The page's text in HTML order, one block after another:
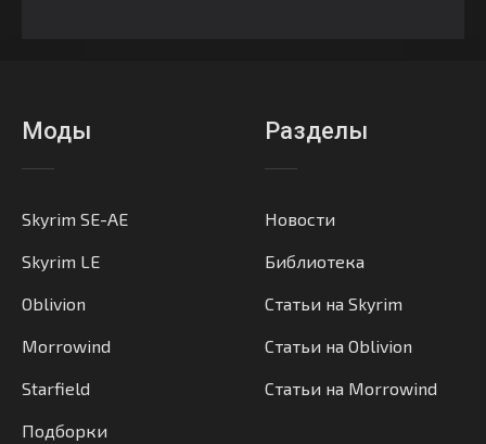
Моды
Skyrim SE-AE
Skyrim LE
Oblivion
Morrowind
Starfield
Подборки
Разделы
Новости
Библиотека
Статьи на Skyrim
Статьи на Oblivion
Статьи на Morrowind